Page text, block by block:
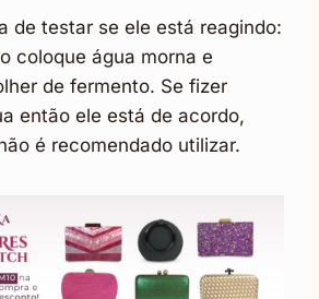
de testar se ele está reagindo:
coloque água morna e
de fermento. Se fizer
então ele está de acordo,
é recomendado utilizar.